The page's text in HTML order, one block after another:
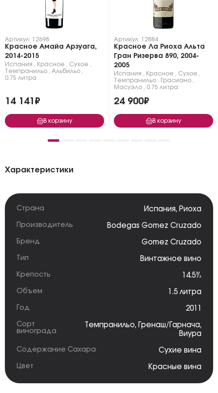
Артикул: 12698
Красное Амайа Арзуага,
2014-2015
Испания Красное Сухое
Темпранильо
Альбильо
0.75 литра
14 141₽
В корзину
Артикул: 12884
Красное Ла Риоха Альта
Гран Ризерва 890, 2004-
2005
Испания Красное Сухое
Темпранильо
Грасиано
Масуэло
0.75 литра
24 900₽
В корзину
Характеристики
Страна Испания, Риоха
Производитель Bodegas Gomez Cruzado
Бренд Gomez Cruzado
Тип Винтажное вино
Крепость 14.5%
Объем 1.5 литра
Год 2011
Сорт
винограда
Темпранильо, Гренаш/Гарнача,
Виура
Содержание Сахара Сухие вина
Цвет Красные вина